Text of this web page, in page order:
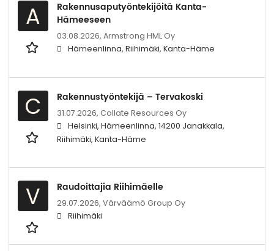
A
Rakennusaputyöntekijöitä Kanta-
Hämeeseen
03.08.2026, Armstrong HML Oy
Hämeenlinna, Riihimäki, Kanta-Häme
C Rakennustyöntekijä – Tervakoski
31.07.2026, Collate Resources Oy
Helsinki, Hämeenlinna, 14200 Janakkala,
Riihimäki, Kanta-Häme
V Raudoittajia Riihimäelle
29.07.2026, Värväämö Group Oy
Riihimäki